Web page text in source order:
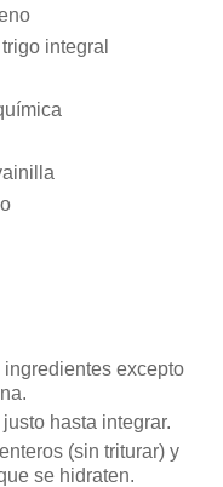
integral
excepto
hasta integrar.
(sin triturar) y
se hidraten.